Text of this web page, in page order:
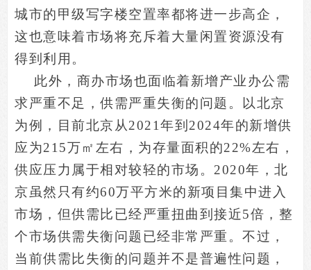
城市的甲级写字楼空置率都将进一步高企，
这也意味着市场将充斥着大量闲置资源没有
得到利用。
此外，商办市场也面临着新增产业办公需
求严重不足，供需严重失衡的问题。以北京
为例，目前北京从2021年到2024年的新增供
应为215万㎡ 左右，为存量面积的22%左右，
供应压力属于相对较轻的市场。2020年，北
京虽然只有约60万平方米的新项目集中进入
市场，但供需比已经严重扭曲到接近5倍，整
个市场供需失衡问题已经非常严重。不过，
当前供需比失衡的问题并不是普遍性问题，